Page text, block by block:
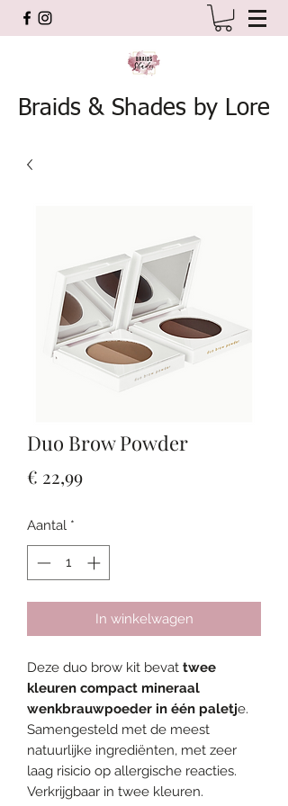
Braids & Shades by Lore
Duo Brow Powder
€ 22,99Prijs
Aantal *
In winkelwagen
Deze duo brow kit bevat twee
kleuren compact mineraal
wenkbrauwpoeder in één paletje.
Samengesteld met de meest
natuurlijke ingrediënten, met zeer
laag risicio op allergische reacties.
Verkrijgbaar in twee kleuren.